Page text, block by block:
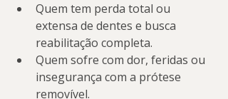
Quem tem perda total ou
extensa de dentes e busca
reabilitação completa.
Quem sofre com dor, feridas ou
insegurança com a prótese
removível.